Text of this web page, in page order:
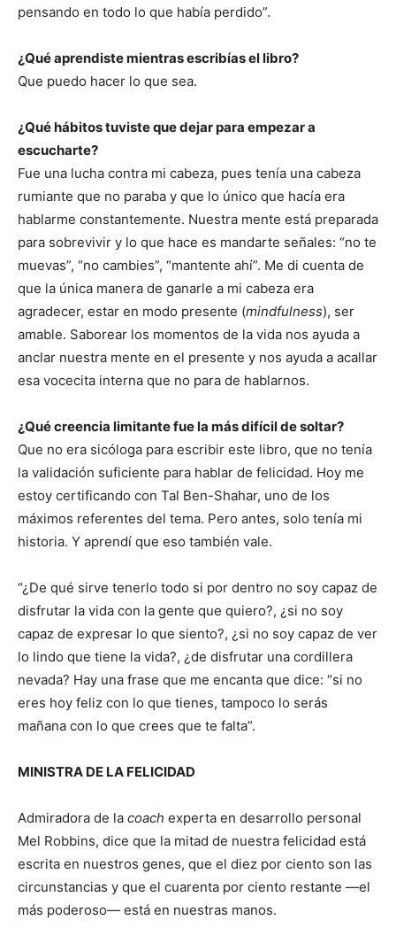
pensando en todo lo que había perdido”.
¿Qué aprendiste mientras escribías el libro?
Que puedo hacer lo que sea.
¿Qué hábitos tuviste que dejar para empezar a
escucharte?
Fue una lucha contra mi cabeza, pues tenía una cabeza
rumiante que no paraba y que lo único que hacía era
hablarme constantemente. Nuestra mente está preparada
para sobrevivir y lo que hace es mandarte señales: “no te
muevas”, “no cambies”, “mantente ahí”. Me di cuenta de
que la única manera de ganarle a mi cabeza era
agradecer, estar en modo presente (mindfulness), ser
amable. Saborear los momentos de la vida nos ayuda a
anclar nuestra mente en el presente y nos ayuda a acallar
esa vocecita interna que no para de hablarnos.
¿Qué creencia limitante fue la más difícil de soltar?
Que no era sicóloga para escribir este libro, que no tenía
la validación suficiente para hablar de felicidad. Hoy me
estoy certificando con Tal Ben-Shahar, uno de los
máximos referentes del tema. Pero antes, solo tenía mi
historia. Y aprendí que eso también vale.
“¿De qué sirve tenerlo todo si por dentro no soy capaz de
disfrutar la vida con la gente que quiero?, ¿si no soy
capaz de expresar lo que siento?, ¿si no soy capaz de ver
lo lindo que tiene la vida?, ¿de disfrutar una cordillera
nevada? Hay una frase que me encanta que dice: “si no
eres hoy feliz con lo que tienes, tampoco lo serás
mañana con lo que crees que te falta”.
MINISTRA DE LA FELICIDAD
Admiradora de la coach experta en desarrollo personal
Mel Robbins, dice que la mitad de nuestra felicidad está
escrita en nuestros genes, que el diez por ciento son las
circunstancias y que el cuarenta por ciento restante —el
más poderoso— está en nuestras manos.